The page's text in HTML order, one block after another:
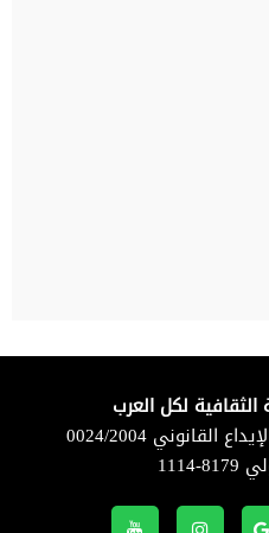
الثقافية لكل العرب
ملف الصحافة 02/2018 – الإيداع القانوني 0024/2004